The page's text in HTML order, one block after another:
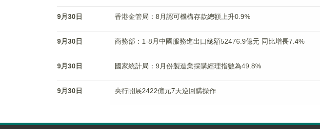
9月30日 香港金管局：8月認可機構存款總額上升0.9%
9月30日 商務部：1-8月中國服務進出口總額52476.9億元 同比增長7.4%
9月30日 國家統計局：9月份製造業採購經理指數為49.8%
9月30日 央行開展2422億元7天逆回購操作